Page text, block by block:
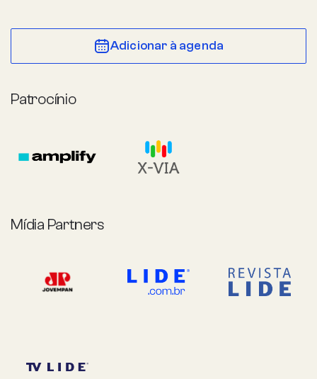
Adicionar à agenda
Patrocínio
Mídia Partners